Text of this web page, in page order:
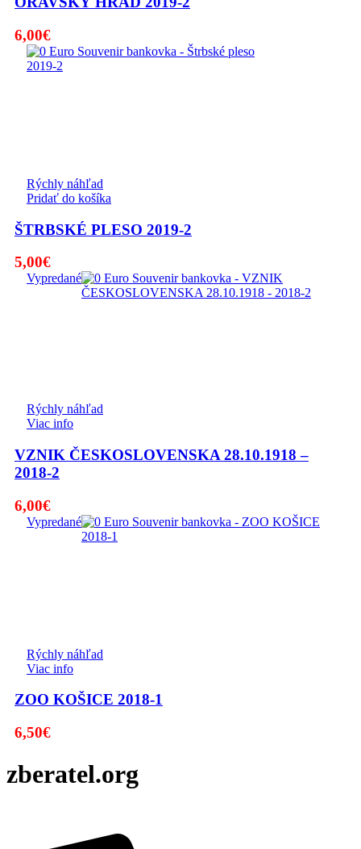
6,00€
Rýchly náhľad
Pridať do košíka
ŠTRBSKÉ PLESO 2019-2
5,00€
Vypredané
Rýchly náhľad
Viac info
VZNIK ČESKOSLOVENSKA 28.10.1918 –
2018-2
6,00€
Vypredané
Rýchly náhľad
Viac info
ZOO KOŠICE 2018-1
6,50€
zberatel.org